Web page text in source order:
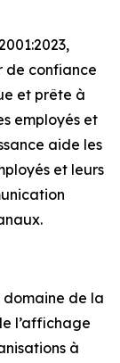
de confiance
et prête à
employés et
aide les
et leurs
domaine de la
l’affichage
à